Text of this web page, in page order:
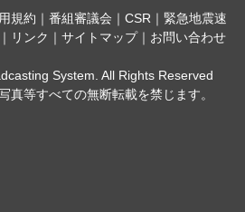
規約 ｜ 番組審議会 ｜ CSR｜ 緊急地震速
｜ リンク ｜ サイトマップ｜ お問い合わせ
System. All Rights Reserved
真等すべての無断転載を禁じます。